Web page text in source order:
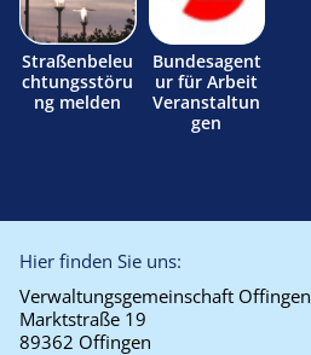
Straßenbeleu
chtungsstöru
ng melden
Bundesagent
ur für Arbeit
Veranstaltun
gen
Hier finden Sie uns:
Verwaltungsgemeinschaft Offingen
Marktstraße 19
89362 Offingen